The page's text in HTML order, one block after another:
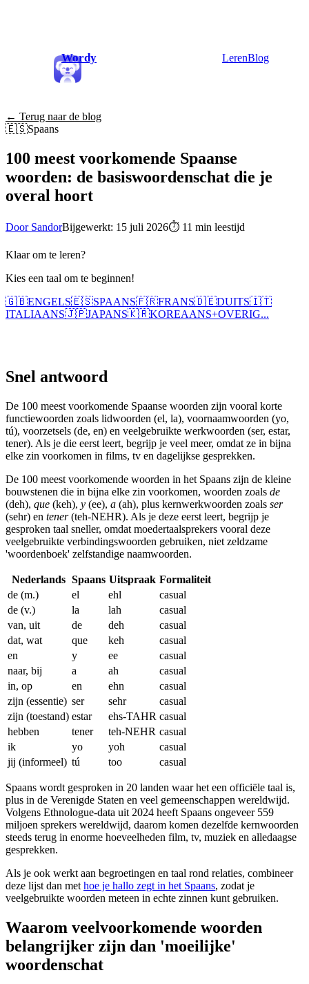
Wordy LerenBlog
← Terug naar de blog
🇪🇸Spaans
100 meest voorkomende Spaanse
woorden: de basiswoordenschat die je
overal hoort
Door SandorBijgewerkt: 15 juli 2026⏱ 11 min leestijd
Klaar om te leren?
Kies een taal om te beginnen!
🇬🇧ENGELS🇪🇸SPAANS🇫🇷FRANS🇩🇪DUITS🇮🇹
ITALIAANS🇯🇵JAPANS🇰🇷KOREAANS+OVERIG...
Snel antwoord
De 100 meest voorkomende Spaanse woorden zijn vooral korte
functiewoorden zoals lidwoorden (el, la), voornaamwoorden (yo,
tú), voorzetsels (de, en) en veelgebruikte werkwoorden (ser, estar,
tener). Als je die eerst leert, begrijp je veel meer, omdat ze in bijna
elke zin voorkomen in films, tv en dagelijkse gesprekken.
De 100 meest voorkomende woorden in het Spaans zijn de kleine
bouwstenen die in bijna elke zin voorkomen, woorden zoals de
(deh), que (keh), y (ee), a (ah), plus kernwerkwoorden zoals ser
(sehr) en tener(teh-NEHR). Als je deze eerst leert, begrijp je
gesproken taal sneller, omdat moedertaalsprekers vooral deze
veelgebruikte verbindingswoorden gebruiken, niet zeldzame
'woordenboek' zelfstandige naamwoorden.
Nederlands Spaans Uitspraak Formaliteit
de (m.)
el ehl
casual
de (v.)
la lah
casual
van, uit
de deh
casual
dat, wat
que keh
casual
en
y ee
casual
naar, bij
a ah
casual
in, op
en ehn
casual
zijn (essentie) ser sehr
casual
zijn (toestand) estar ehs-TAHR casual
hebben
tener teh-NEHR casual
ik
yo yoh
casual
jij (informeel) tú too casual
Spaans wordt gesproken in 20 landen waar het een officiële taal is,
plus in de Verenigde Staten en veel gemeenschappen wereldwijd.
Volgens Ethnologue-data uit 2024 heeft Spaans ongeveer 559
miljoen sprekers wereldwijd, daarom komen dezelfde kernwoorden
steeds terug in enorme hoeveelheden film, tv, muziek en alledaagse
gesprekken.
Als je ook werkt aan begroetingen en taal rond relaties, combineer
deze lijst dan met hoe je hallo zegt in het Spaans, zodat je
veelgebruikte woorden meteen in echte zinnen kunt gebruiken.
Waarom veelvoorkomende woorden
belangrijker zijn dan 'moeilijke'
woordenschat